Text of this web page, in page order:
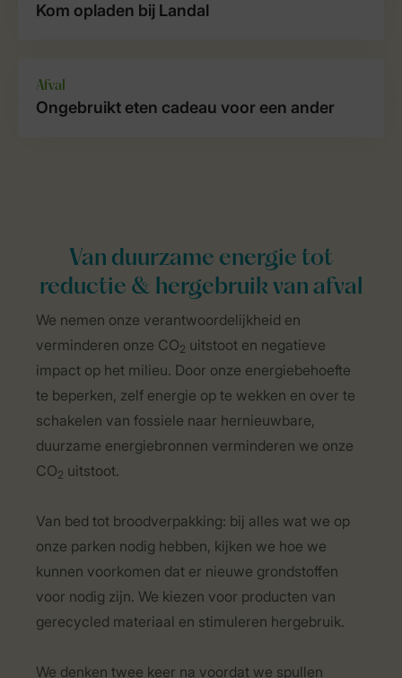
Kom opladen bij Landal
Afval
Ongebruikt eten cadeau voor een ander
Van duurzame energie tot
reductie & hergebruik van afval
We nemen onze verantwoordelijkheid en
verminderen onze CO2 uitstoot en negatieve
impact op het milieu. Door onze energiebehoefte
te beperken, zelf energie op te wekken en over te
schakelen van fossiele naar hernieuwbare,
duurzame energiebronnen verminderen we onze
CO2 uitstoot.
Van bed tot broodverpakking: bij alles wat we op
onze parken nodig hebben, kijken we hoe we
kunnen voorkomen dat er nieuwe grondstoffen
voor nodig zijn. We kiezen voor producten van
gerecycled materiaal en stimuleren hergebruik.
We denken twee keer na voordat we spullen